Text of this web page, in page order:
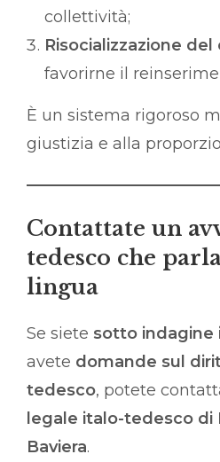
collettività;
Risocializzazione
favorirne il
È un sistema rigoroso
giustizia e alla
Contattate un
tedesco che
lingua
Se siete sotto indagine
avete domande sul
tedesco, potete
legale italo-tedesco di
Baviera.